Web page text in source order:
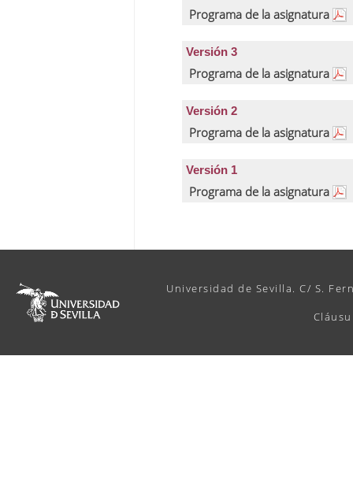
Programa de la asignatura
Versión 3
Programa de la asignatura
Versión 2
Programa de la asignatura
Versión 1
Programa de la asignatura
Universidad de Sevilla. C/ S.